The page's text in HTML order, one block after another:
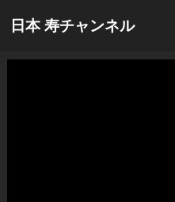
日本 寿チャンネル